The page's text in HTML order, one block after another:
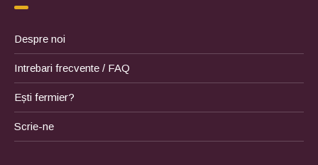
Despre noi
Intrebari frecvente / FAQ
Ești fermier?
Scrie-ne